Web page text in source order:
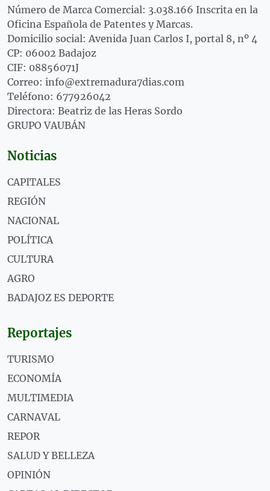
Número de Marca Comercial: 3.038.166 Inscrita en la
Oficina Española de Patentes y Marcas.
Domicilio social: Avenida Juan Carlos I, portal 8, nº 4
CP: 06002 Badajoz
CIF: 08856071J
Correo: info@extremadura7dias.com
Teléfono: 677926042
Directora: Beatriz de las Heras Sordo
GRUPO VAUBÁN
Noticias
CAPITALES
REGIÓN
NACIONAL
POLÍTICA
CULTURA
AGRO
BADAJOZ ES DEPORTE
Reportajes
TURISMO
ECONOMÍA
MULTIMEDIA
CARNAVAL
REPOR
SALUD Y BELLEZA
OPINIÓN